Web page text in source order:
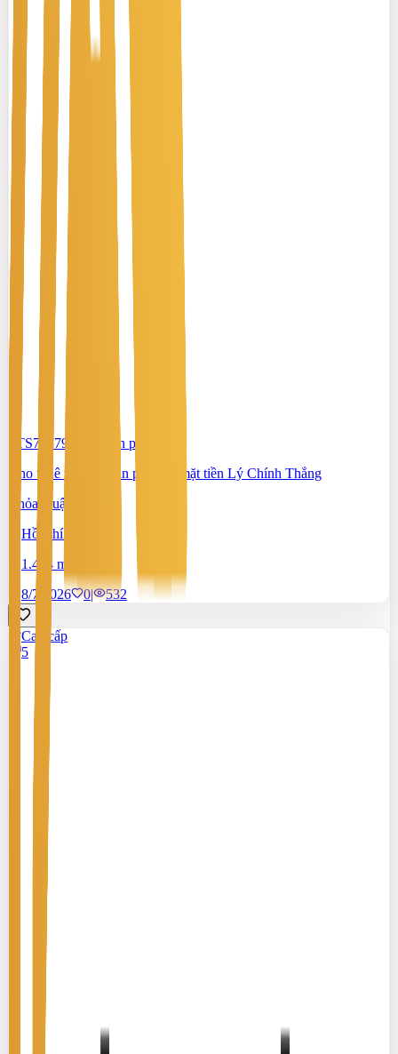
#TS70779086
Văn phòng
Cho thuê tòa nhà văn phòng - mặt tiền Lý Chính Thắng
Thỏa thuận
Hồ Chí Minh
1.464 m²
8/7/2026
0| 532
Cao cấp
5